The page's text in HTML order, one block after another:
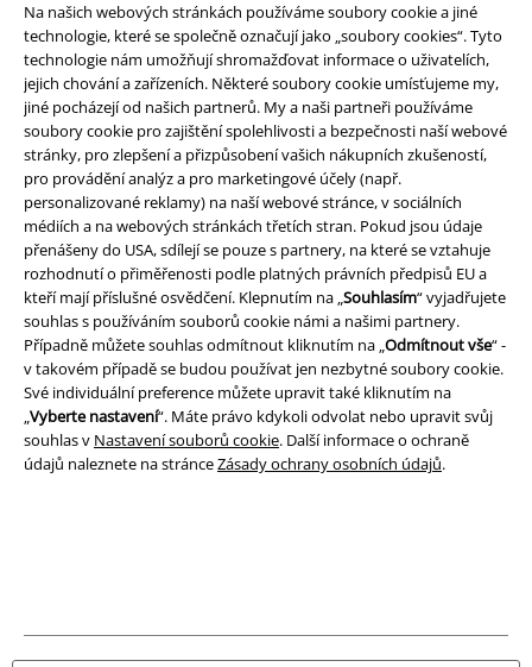
Na našich webových stránkách používáme soubory cookie a jiné
technologie, které se společně označují jako „soubory cookies“. Tyto
technologie nám umožňují shromažďovat informace o uživatelích,
jejich chování a zařízeních. Některé soubory cookie umísťujeme my,
jiné pocházejí od našich partnerů. My a naši partneři používáme
soubory cookie pro zajištění spolehlivosti a bezpečnosti naší webové
stránky, pro zlepšení a přizpůsobení vašich nákupních zkušeností,
pro provádění analýz a pro marketingové účely (např.
personalizované reklamy) na naší webové stránce, v sociálních
médiích a na webových stránkách třetích stran. Pokud jsou údaje
přenášeny do USA, sdílejí se pouze s partnery, na které se vztahuje
rozhodnutí o přiměřenosti podle platných právních předpisů EU a
kteří mají příslušné osvědčení. Klepnutím na „Souhlasím“ vyjadřujete
souhlas s používáním souborů cookie námi a našimi partnery.
Případně můžete souhlas odmítnout kliknutím na „Odmítnout vše“ -
v takovém případě se budou používat jen nezbytné soubory cookie.
Své individuální preference můžete upravit také kliknutím na
„Vyberte nastavení“. Máte právo kdykoli odvolat nebo upravit svůj
souhlas v Nastavení souborů cookie. Další informace o ochraně
údajů naleznete na stránceZásady ochrany osobních údajů.
Balíkovna Balík Do ruky
EMP aplikaci
Stáhněte si novou EMP aplikaci zdarma a využijte všechny nové
funkce a výhody!
A Warner Music Group Company